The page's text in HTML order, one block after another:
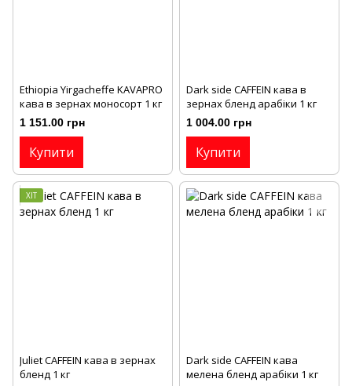
Ethiopia Yirgacheffe KAVAPRO
кава в зернах моносорт 1 кг
1 151.00 грн
Купити
Dark side CAFFEIN кава в
зернах бленд арабіки 1 кг
1 004.00 грн
Купити
ХІТ
Juliet CAFFEIN кава в зернах
бленд 1 кг
Dark side CAFFEIN кава
мелена бленд арабіки 1 кг